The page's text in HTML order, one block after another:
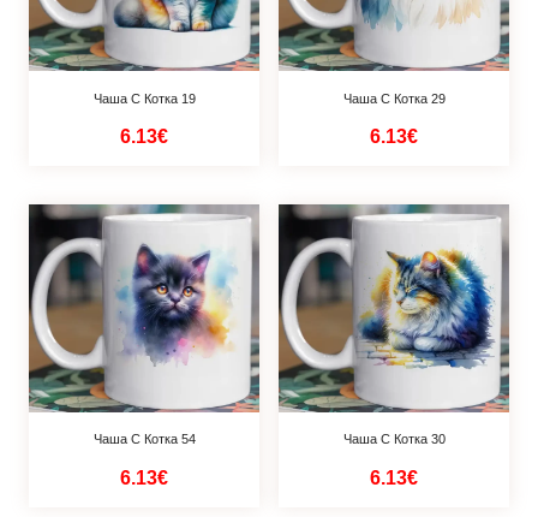
Чаша С Котка 19
6.13€
Чаша С Котка 29
6.13€
Чаша С Котка 54
6.13€
Чаша С Котка 30
6.13€